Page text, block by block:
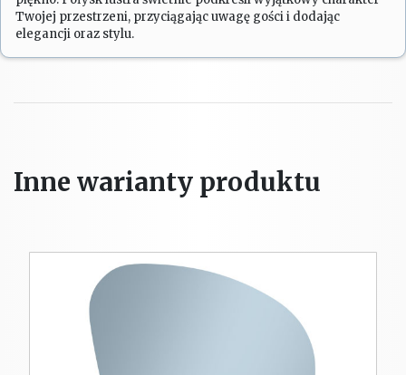
Twojej przestrzeni, przyciągając uwagę gości i dodając
elegancji oraz stylu.
Inne warianty produktu